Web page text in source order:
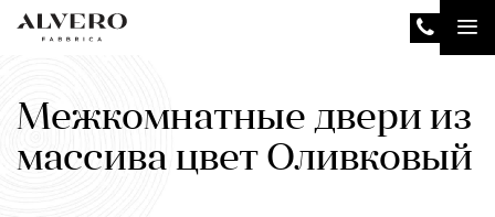
Перейти
Межкомнатные двери из
массива цвет Оливковый